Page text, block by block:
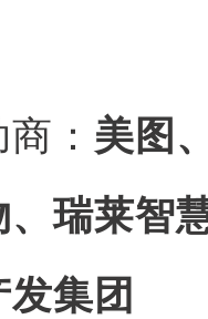
： 美图
、瑞莱智
集团